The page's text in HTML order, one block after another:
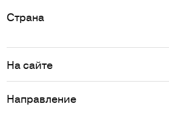
Страна
На сайте
Направление